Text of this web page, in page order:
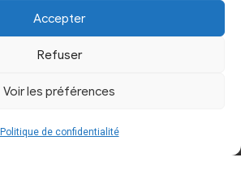
Accepter
Refuser
Voir les préférences
Politique de confidentialité
A.L.I.C.E. Développement Web